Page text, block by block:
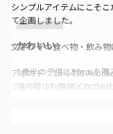
かわいい
1歳半の子供に90cmを購
落ち着いた色味とロゴが
シンプルアイテムにこそ
て企画しました。
文字がその食べ物・飲み物
アボカド：18-0430
ミルク：11-0608